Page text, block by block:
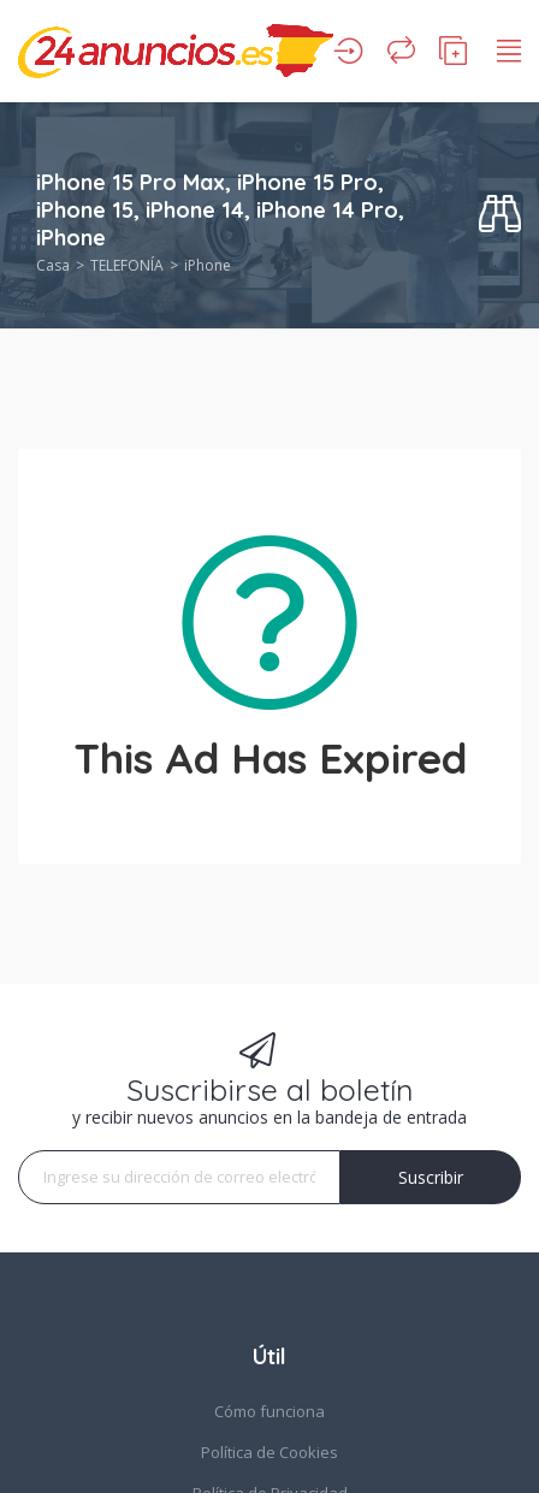
iPhone 15 Pro Max, iPhone 15 Pro,
iPhone 15, iPhone 14, iPhone 14 Pro,
iPhone
Casa TELEFONÍA iPhone
This Ad Has Expired
Suscribirse al boletín
y recibir nuevos anuncios en la bandeja de entrada
Suscribir
Útil
Cómo funciona
Política de Cookies